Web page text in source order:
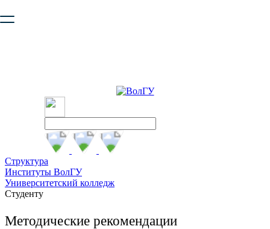
безопасную работу с сайтом. Пожалуйста
Структура
Институты ВолГУ
Университетский колледж
Студенту
Методические рекомендации